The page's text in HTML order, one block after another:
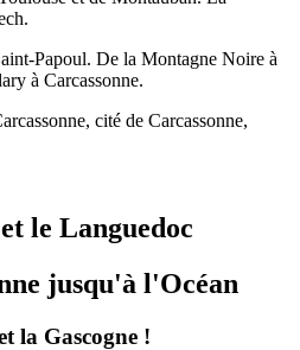
Papoul. De la Montagne Noire à
à Carcassonne.
cité de Carcassonne,
le Languedoc
jusqu'à l'Océan
la Gascogne !